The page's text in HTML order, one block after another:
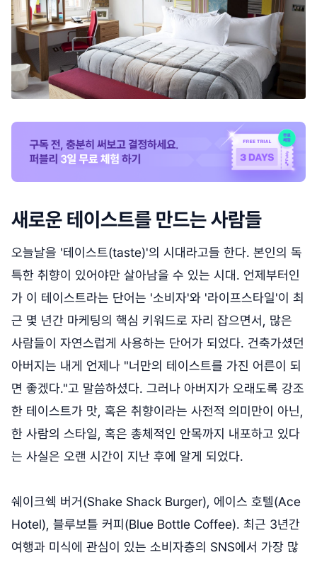
새로운 테이스트를 만드는 사람들
오늘날을 '테이스트(taste)'의 시대라고들 한다. 본인의 독
특한 취향이 있어야만 살아남을 수 있는 시대. 언제부터인
가 이 테이스트라는 단어는 '소비자'와 '라이프스타일'이 최
근 몇 년간 마케팅의 핵심 키워드로 자리 잡으면서, 많은
사람들이 자연스럽게 사용하는 단어가 되었다. 건축가셨던
아버지는 내게 언제나 "너만의 테이스트를 가진 어른이 되
면 좋겠다."고 말씀하셨다. 그러나 아버지가 오래도록 강조
한 테이스트가 맛, 혹은 취향이라는 사전적 의미만이 아닌,
한 사람의 스타일, 혹은 총체적인 안목까지 내포하고 있다
는 사실은 오랜 시간이 지난 후에 알게 되었다.
쉐이크쉑 버거(Shake Shack Burger), 에이스 호텔(Ace
Hotel), 블루보틀 커피(Blue Bottle Coffee). 최근 3년간
여행과 미식에 관심이 있는 소비자층의 SNS에서 가장 많